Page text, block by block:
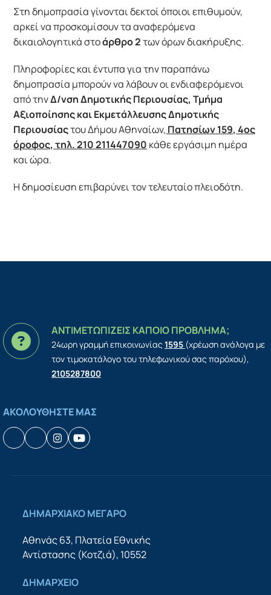
Στη δημοπρασία γίνονται δεκτοί όποιοι επιθυμούν,
αρκεί να προσκομίσουν τα αναφερόμενα
δικαιολογητικά στοάρθρο2των όρων διακήρυξης.
Πληροφορίες και έντυπα για την παραπάνω
δημοπρασία μπορούν να λάβουν οι ενδιαφερόμενοι
από τηνΔ/νση Δημοτικής Περιουσίας, Τμήμα
Αξιοποίησης και Εκμετάλλευσης Δημοτικής
Περιουσίαςτου Δήμου Αθηναίων, Πατησίων 159, 4ος
όροφος, τηλ. 210 211447090 κάθε εργάσιμη ημέρα
και ώρα.
Η δημοσίευση επιβαρύνει τον τελευταίο πλειοδότη.
ΑΝΤΙΜΕΤΩΠΙΖΕΙΣ ΚΑΠΟΙΟ ΠΡΟΒΛΗΜΑ;
24ωρη γραμμή επικοινωνίας 1595 (χρέωση ανάλογα με
τον τιμοκατάλογο του τηλεφωνικού σας παρόχου),
2105287800
ΑΚΟΛΟΥΘΗΣΤΕ ΜΑΣ
Facebook
HouzzInstagram
YouTube
ΔΗΜΑΡΧΙΑΚΟ ΜΕΓΑΡΟ
Αθηνάς 63, Πλατεία Εθνικής
Αντίστασης (Κοτζιά), 10552
ΔΗΜΑΡΧΕΙΟ